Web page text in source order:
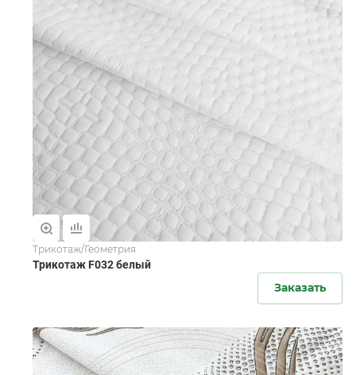
Трикотаж/Геометрия
Трикотаж F032 белый
Заказать